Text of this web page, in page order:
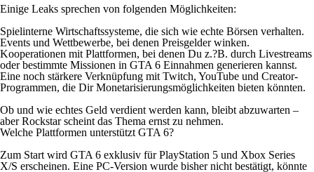
Einige Leaks sprechen von folgenden Möglichkeiten:
Spielinterne Wirtschaftssysteme, die sich wie echte Börsen verhalten.
Events und Wettbewerbe, bei denen Preisgelder winken.
Kooperationen mit Plattformen, bei denen Du z.?B. durch Livestreams
oder bestimmte Missionen in GTA 6 Einnahmen generieren kannst.
Eine noch stärkere Verknüpfung mit Twitch, YouTube und Creator-
Programmen, die Dir Monetarisierungsmöglichkeiten bieten könnten.
Ob und wie echtes Geld verdient werden kann, bleibt abzuwarten –
aber Rockstar scheint das Thema ernst zu nehmen.
Welche Plattformen unterstützt GTA 6?
Zum Start wird GTA 6 exklusiv für PlayStation 5 und Xbox Series
X/S erscheinen. Eine PC-Version wurde bisher nicht bestätigt, könnte